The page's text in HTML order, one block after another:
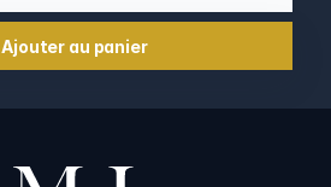
Ajouter au panier